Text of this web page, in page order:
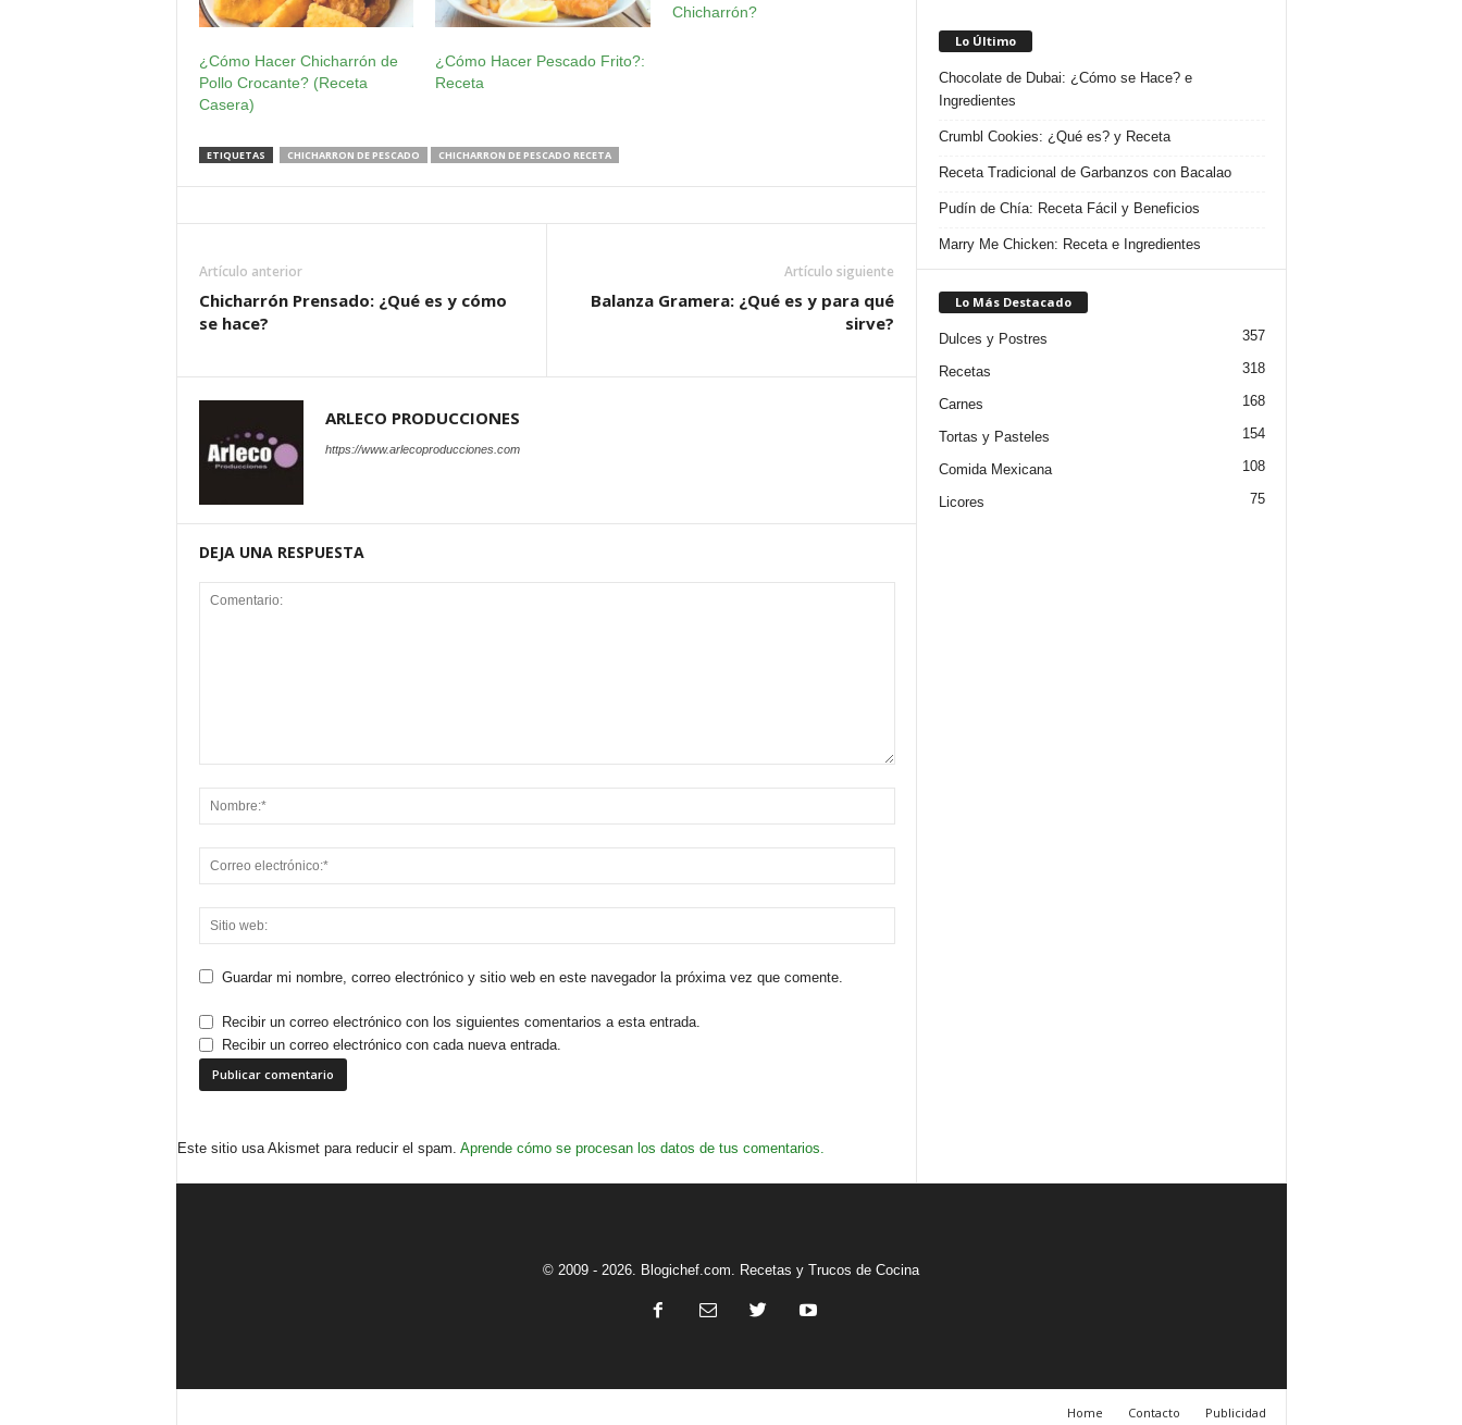
¿Cómo Hacer Chicharrón de
Pollo Crocante? (Receta
Casera)
¿Cómo Hacer Pescado Frito?:
Receta
Chicharrón?
ETIQUETAS CHICHARRON DE PESCADO CHICHARRON DE PESCADO RECETA
Artículo anterior
Chicharrón Prensado: ¿Qué es y cómo
se hace?
Artículo siguiente
Balanza Gramera: ¿Qué es y para qué
sirve?
ARLECO PRODUCCIONES
https://www.arlecoproducciones.com
DEJA UNA RESPUESTA
Guardar mi nombre, correo electrónico y sitio web en este navegador la próxima vez que comente.
Recibir un correo electrónico con los siguientes comentarios a esta entrada.
Recibir un correo electrónico con cada nueva entrada.
Este sitio usa Akismet para reducir el spam. Aprende cómo se procesan los datos de tus comentarios.
Lo Último
Chocolate de Dubai: ¿Cómo se Hace? e
Ingredientes
Crumbl Cookies: ¿Qué es? y Receta
Receta Tradicional de Garbanzos con Bacalao
Pudín de Chía: Receta Fácil y Beneficios
Marry Me Chicken: Receta e Ingredientes
Lo Más Destacado
Dulces y Postres 357
Recetas 318
Carnes 168
Tortas y Pasteles 154
Comida Mexicana 108
Licores 75
© 2009 - 2026. Blogichef.com. Recetas y Trucos de Cocina
Home Contacto Publicidad